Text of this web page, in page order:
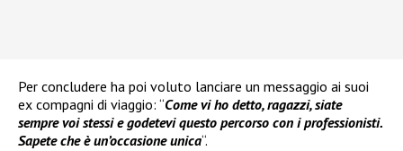
Per concludere ha poi voluto lanciare un messaggio ai suoi
ex compagni di viaggio: “Come vi ho detto, ragazzi, siate
sempre voi stessi e godetevi questo percorso con i professionisti.
Sapete che è un’occasione unica“.